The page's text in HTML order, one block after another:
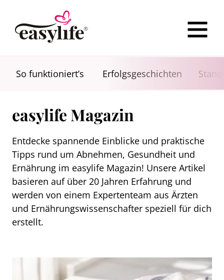
So funktioniert’s Erfolgsgeschichten
easylife Magazin
Entdecke spannende Einblicke und praktische
Tipps rund um Abnehmen, Gesundheit und
Ernährung im easylife Magazin! Unsere Artikel
basieren auf über 20 Jahren Erfahrung und
werden von einem Expertenteam aus Ärzten
und Ernährungswissenschafter speziell für dich
erstellt.